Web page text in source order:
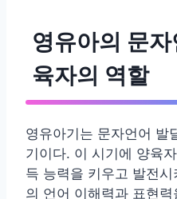
영유아의 문
육자의 역할
영유아기는 문자언어 발
기이다. 이 시기에 양육
득 능력을 키우고 발전
의 언어 이해력과 표현